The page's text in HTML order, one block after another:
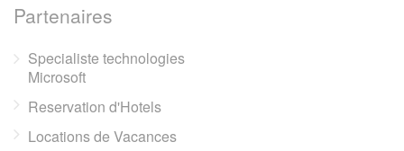
Partenaires
Specialiste technologies
Microsoft
Reservation d'Hotels
Locations de Vacances